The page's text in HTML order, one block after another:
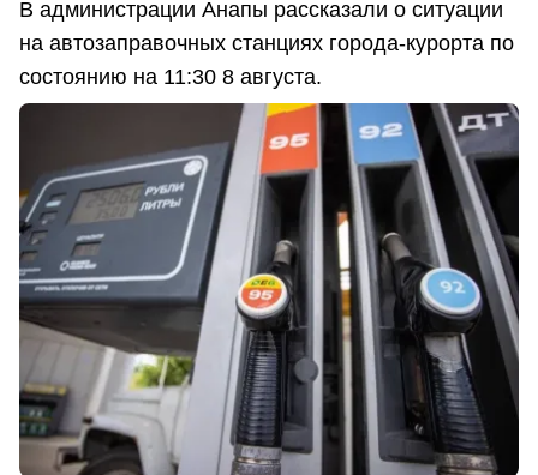
В администрации Анапы рассказали о ситуации
на автозаправочных станциях города-курорта по
состоянию на 11:30 8 августа.